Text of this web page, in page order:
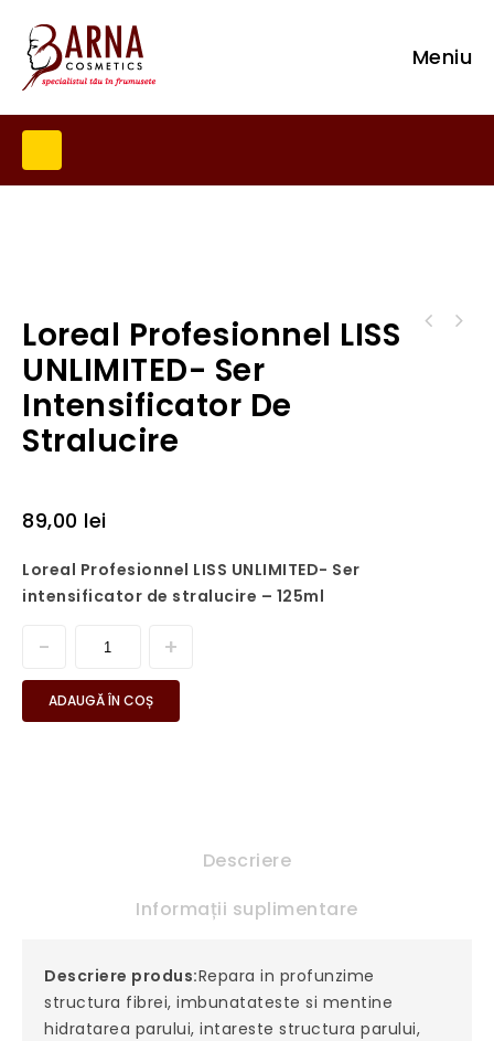
Meniu
Loreal Profesionnel LISS
UNLIMITED- Ser
Intensificator De
Stralucire
89,00 lei
Loreal Profesionnel LISS UNLIMITED- Ser
intensificator de stralucire – 125ml
ADAUGĂ ÎN COȘ
Descriere
Informații suplimentare
Descriere produs:Repara in profunzime
structura fibrei, imbunatateste si mentine
hidratarea parului, intareste structura parului,